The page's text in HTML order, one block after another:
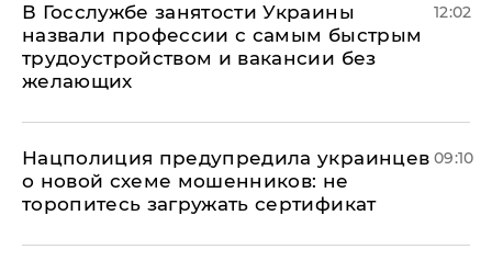
В Госслужбе занятости Украины
назвали профессии с самым быстрым
трудоустройством и вакансии без
желающих
12:02
Нацполиция предупредила украинцев
о новой схеме мошенников: не
торопитесь загружать сертификат
09:10